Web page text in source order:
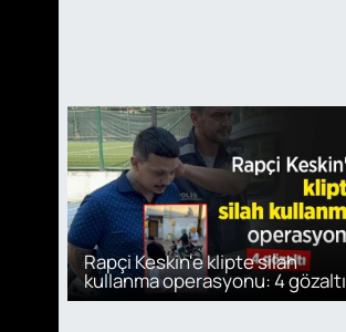
Rapçi Keskin'e klipte silah
kullanma operasyonu: 4 gözaltı